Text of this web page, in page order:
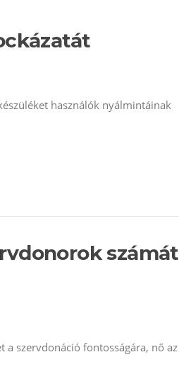
használók nyálmintáinak
számát
szervdonáció fontosságára, nő az